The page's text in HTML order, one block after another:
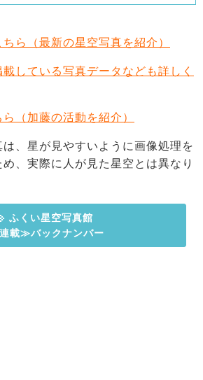
ら（最新の星空写真を紹介）
している写真データなども詳しく
（加藤の活動を紹介）
、星が見やすいように画像処理を
、実際に人が見た星空とは異なり
ふくい星空写真館
載≫バックナンバー